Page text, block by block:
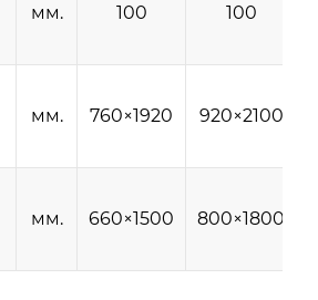
мм. 100 100
мм. 760×1920 920×2100
мм. 660×1500 800×1800